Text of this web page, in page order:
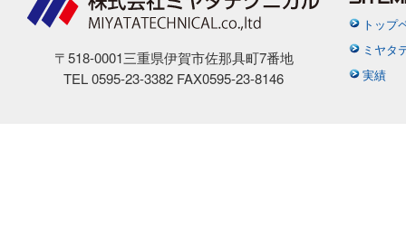
〒518-0001三重県伊賀市佐那具町7番地
TEL 0595-23-3382 FAX0595-23-8146
トップ
ミヤタ
実績